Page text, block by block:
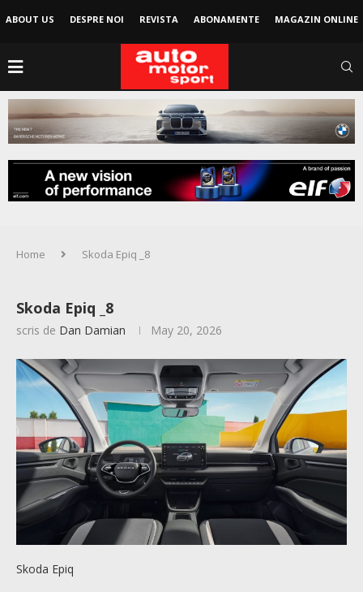
ABOUT US DESPRE NOI REVISTA ABONAMENTE MAGAZIN ONLINE
Home Skoda Epiq _8
Skoda Epiq _8
scris de Dan Damian May 20, 2026
Skoda Epiq